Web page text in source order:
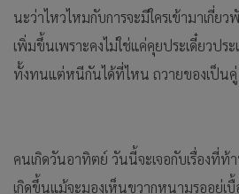
นะว่าไหวไหมกับการจะมีใครเข้ามาเกี่ย
เพิ่มขึ้นเพราะคงไม่ใช่แค่คุยประเดี๋ยวปร
ทั้งทนแต่หนีกันได้ที่ไหน ถวายของเป็นคู่
คนเกิดวันอาทิตย์ วันนี้จะเจอกับเรื่องที่
เกิดขึ้นแม้จะมองเห็นขวากหนามรออยู่เบื้